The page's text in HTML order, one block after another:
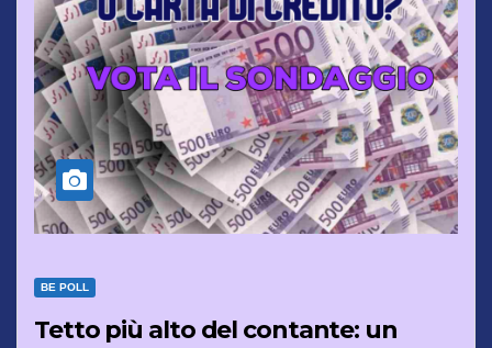
BE POLL
Tetto più alto del contante: un